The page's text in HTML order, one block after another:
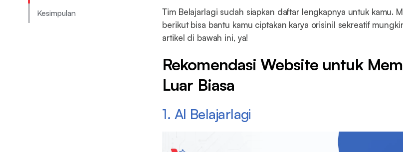
Kesimpulan
Tim Belajarlagi sudah siapkan daftar lengkapnya untuk kamu.
berikut bisa bantu kamu ciptakan karya orisinil sekreatif
artikel di bawah ini, ya!
Rekomendasi Website untuk
Luar Biasa
1. AI Belajarlagi